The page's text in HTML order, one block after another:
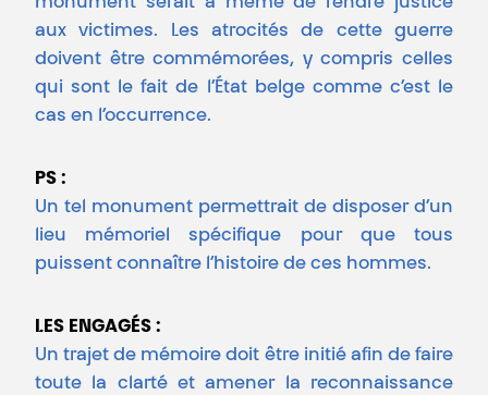
monument serait à même de rendre justice
aux victimes. Les atrocités de cette guerre
doivent être commémorées, y compris celles
qui sont le fait de l’État belge comme c’est le
cas en l’occurrence.
PS :
Un tel monument permettrait de disposer d’un
lieu mémoriel spécifique pour que tous
puissent connaître l’histoire de ces hommes.
LES ENGAGÉS :
Un trajet de mémoire doit être initié afin de faire
toute la clarté et amener la reconnaissance